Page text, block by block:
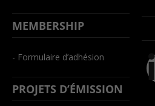
MEMBERSHIP
- Formulaire d’adhésion
PROJETS D’ÉMISSION